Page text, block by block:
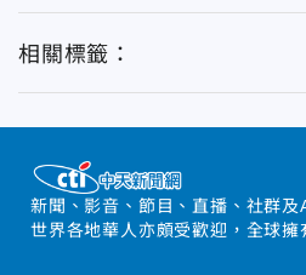
相關標籤：
新聞、影音、節目、直播、社群
世界各地華人亦頗受歡迎，全球擁